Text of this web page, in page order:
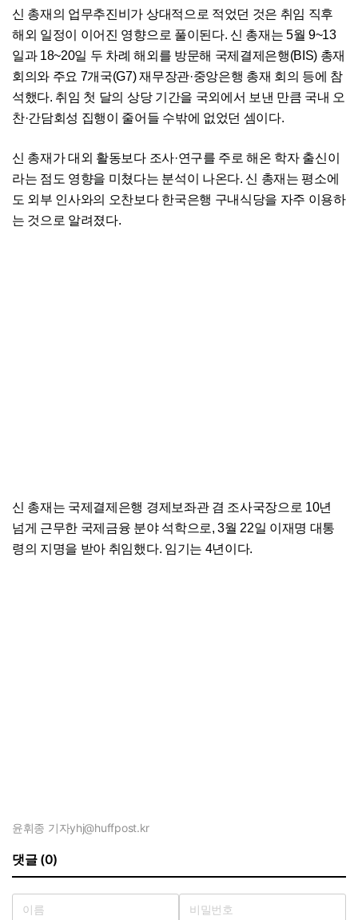
신 총재의 업무추진비가 상대적으로 적었던 것은 취임 직후
해외 일정이 이어진 영향으로 풀이된다. 신 총재는 5월 9~13
일과 18~20일 두 차례 해외를 방문해 국제결제은행(BIS) 총재
회의와 주요 7개국(G7) 재무장관·중앙은행 총재 회의 등에 참
석했다. 취임 첫 달의 상당 기간을 국외에서 보낸 만큼 국내 오
찬·간담회성 집행이 줄어들 수밖에 없었던 셈이다.
신 총재가 대외 활동보다 조사·연구를 주로 해온 학자 출신이
라는 점도 영향을 미쳤다는 분석이 나온다. 신 총재는 평소에
도 외부 인사와의 오찬보다 한국은행 구내식당을 자주 이용하
는 것으로 알려졌다.
신 총재는 국제결제은행 경제보좌관 겸 조사국장으로 10년
넘게 근무한 국제금융 분야 석학으로, 3월 22일 이재명 대통
령의 지명을 받아 취임했다. 임기는 4년이다.
윤휘종 기자yhj@huffpost.kr
댓글 (0)